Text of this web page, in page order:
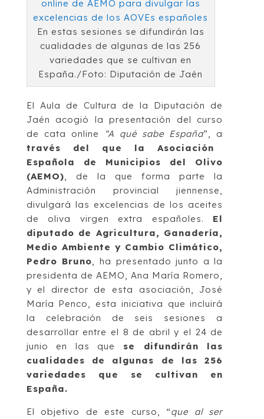
En estas sesiones se difundirán las
cualidades de algunas de las 256
variedades que se cultivan en
España./Foto: Diputación de Jaén
El Aula de Cultura de la Diputación de
Jaén acogió la presentación del curso
de cata online
“A qué sabe España”, a
través del que la Asociación
Española de Municipios del Olivo
(AEMO), de la que forma parte la
Administración provincial jiennense,
divulgará las excelencias de los aceites
de oliva virgen extra españoles. El
diputado de Agricultura, Ganadería,
Medio Ambiente y Cambio Climático,
Pedro Bruno, ha presentado junto a la
presidenta de AEMO, Ana María Romero,
y el director de esta asociación, José
María Penco, esta iniciativa que incluirá
la celebración de seis sesiones a
desarrollar entre el 8 de abril y el 24 de
junio en las que
se difundirán las
cualidades de algunas de las 256
variedades que se cultivan en
España.
El objetivo de este curso, “que al ser